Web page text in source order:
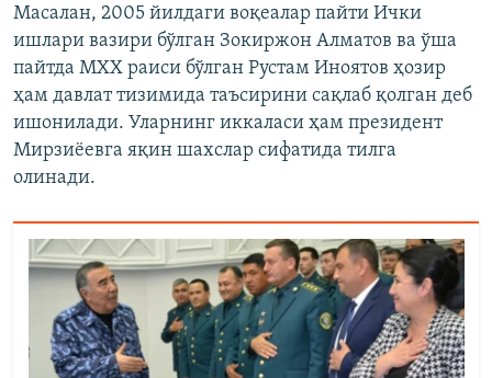
Масалан, 2005 йилдаги воқеалар пайти Ички
ишлари вазири бўлган Зокиржон Алматов ва ўша
пайтда МХХ раиси бўлган Рустам Иноятов ҳозир
ҳам давлат тизимида таъсирини сақлаб қолган деб
ишонилади. Уларнинг иккаласи ҳам президент
Мирзиёевга яқин шахслар сифатида тилга
олинади.